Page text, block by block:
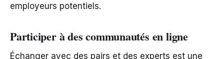
employeurs potentiels.
Participer à des communautés en ligne
Échanger avec des pairs et des experts est une